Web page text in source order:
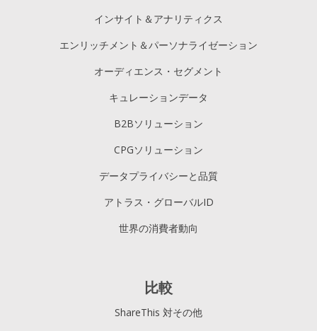
インサイト＆アナリティクス
エンリッチメント＆パーソナライゼーション
オーディエンス・セグメント
キュレーションデータ
B2Bソリューション
CPGソリューション
データプライバシーと品質
アトラス・グローバルID
世界の消費者動向
比較
ShareThis 対その他